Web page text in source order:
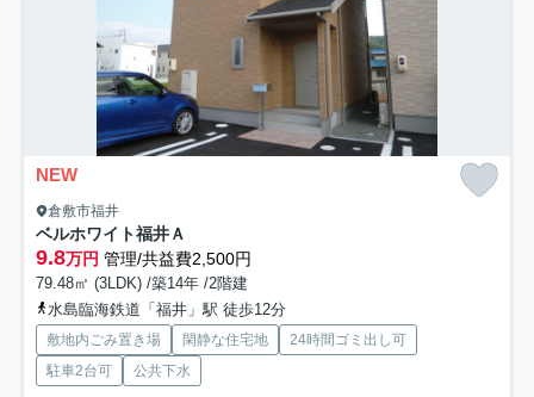
NEW
倉敷市福井
ベルホワイト福井Ａ
9.8万円 管理/共益費2,500円
79.48㎡ (3LDK) /築14年 /2階建
水島臨海鉄道「福井」駅 徒歩12分
敷地内ごみ置き場 閑静な住宅地
24時間ゴミ出し可
駐車2台可
公共下水